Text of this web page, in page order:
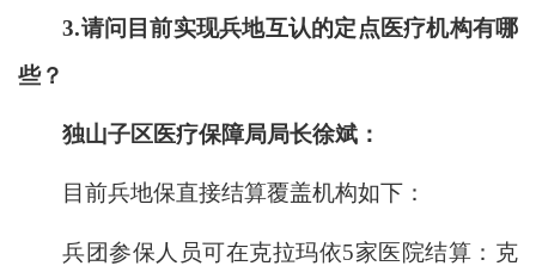
3.请问目前实现兵地互认的定点医疗机构有哪
些？
独山子区医疗保障局局长徐斌：
目前兵地保直接结算覆盖机构如下：
兵团参保人员可在克拉玛依5家医院结算：克